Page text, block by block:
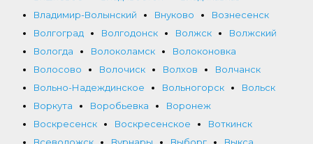
Владимир-Волынский
Внуково
Вознесенск
Волгоград
Волгодонск Волжск
Волжский
Вологда
Волоколамск
Волоконовка
Волосово
Волочиск Волхов
Волчанск
Вольно-Надеждинское
Вольногорск
Вольск
Воркута
Воробьевка
Воронеж
Воскресенск
Воскресенское
Воткинск